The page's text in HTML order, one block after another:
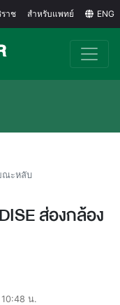
าช สำหรับแพทย์ ENG
ณะหลับ
ส่องกล้อง
10:48 น.